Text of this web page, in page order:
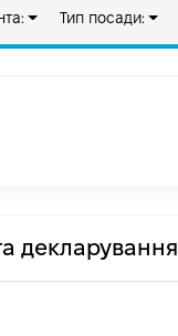
Тип посади:
декларування